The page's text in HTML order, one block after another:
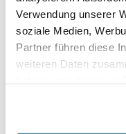
Verwendung unserer
soziale Medien,
Partner führen diese
weiteren Daten